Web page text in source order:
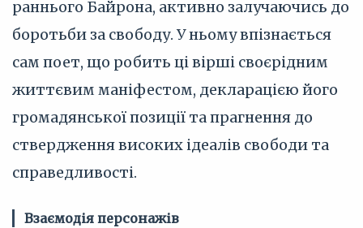
раннього Байрона, активно залучаючись до
боротьби за свободу. У ньому впізнається
сам поет, що робить ці вірші своєрідним
життєвим маніфестом, декларацією його
громадянської позиції та прагнення до
ствердження високих ідеалів свободи та
справедливості.
Взаємодія персонажів